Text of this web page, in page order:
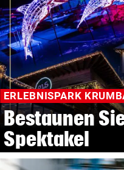
ERLEBNISPARK
Bestaunen
Spektakel